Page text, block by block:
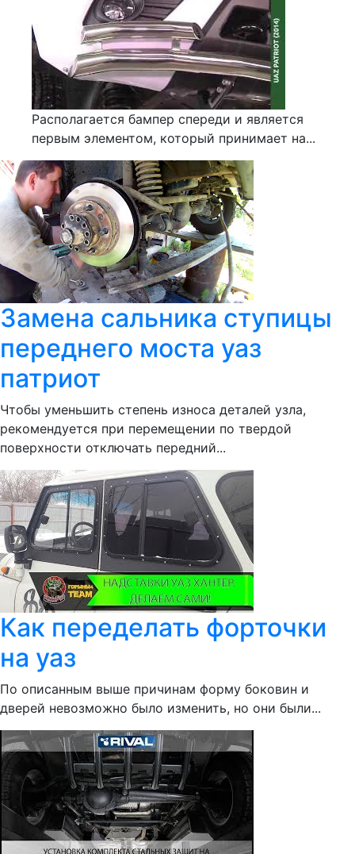
Располагается бампер спереди и является
первым элементом, который принимает на...
Замена сальника ступицы
переднего моста уаз
патриот
Чтобы уменьшить степень износа деталей узла,
рекомендуется при перемещении по твердой
поверхности отключать передний...
Как переделать форточки
на уаз
По описанным выше причинам форму боковин и
дверей невозможно было изменить, но они были...